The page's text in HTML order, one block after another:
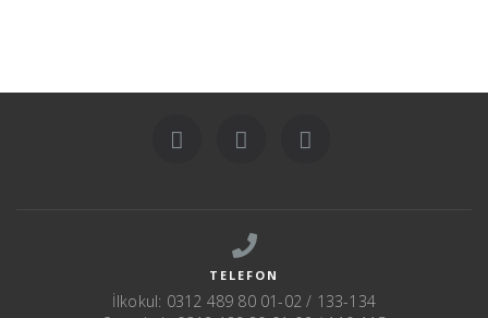
TELEFON
İlkokul: 0312 489 80 01-02 / 133-134